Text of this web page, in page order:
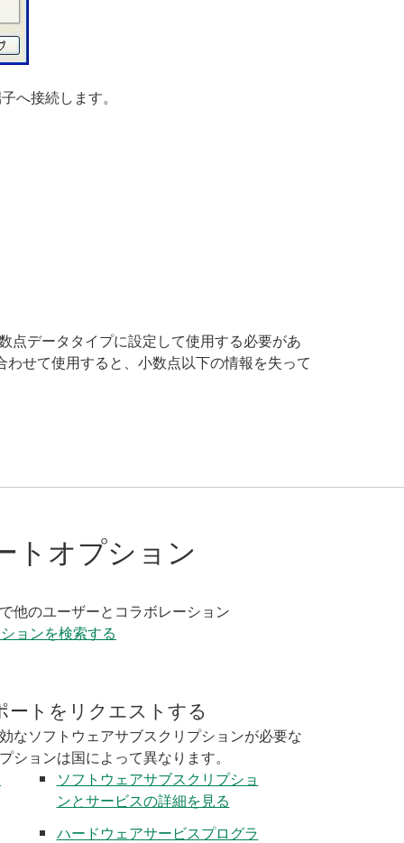
へ接続します。
点データタイプに設定して使用する必要があ
わせて使用すると、小数点以下の情報を失って
トオプション
他のユーザーとコラボレーション
ョンを検索する
ートをリクエストする
なソフトウェアサブスクリプションが必要な
ションは国によって異なります。
ソフトウェアサブスクリプショ
ンとサービスの詳細を見る
ハードウェアサービスプログラ